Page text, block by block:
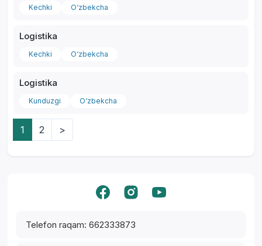
Telefon raqam: 662333873
Kechki O‘zbekcha
Logistika
Kechki O‘zbekcha
Logistika
Kunduzgi O‘zbekcha
1 2 >